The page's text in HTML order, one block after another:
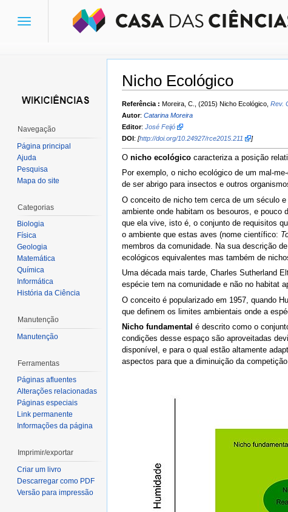
Nicho Ecológico
Ir para:navegação,pesquisa
Referência : Moreira, C., (2015) Nicho Ecológico, Rev.
Autor: Catarina Moreira
Editor: José Feijó
DOI: [http://doi.org/10.24927/rce2015.211 ]
O nicho ecológico caracteriza a posição
Por exemplo, o nicho ecológico de um mal-
de ser abrigo para insectos e outros
O conceito de nicho tem cerca de um século
ambiente onde habitam os besouros, e pouco
que ela vive, isto é, o conjunto de requisitos
o ambiente que estas aves (nome científico:
membros da comunidade. Na sua descrição
ecológicos equivalentes mas também de
Uma década mais tarde, Charles Sutherland
espécie tem na comunidade e não no habitat
O conceito é popularizado em 1957, quando
que definem os limites ambientais onde a
Nicho fundamental é descrito como o
condições desse espaço são aproveitadas
disponível, e para o qual estão altamente
aspectos para que a diminuição da
Toggle
Navegação
Página principal
Ajuda
Pesquisa
Mapa do site
Categorias
Biologia
Física
Geologia
Matemática
Química
Informática
História da Ciência
Manutenção
Manutenção
Ferramentas
Páginas afluentes
Alterações relacionadas
Páginas especiais
Link permanente
Informações da página
Imprimir/exportar
Criar um livro
Descarregar como PDF
Versão para impressão